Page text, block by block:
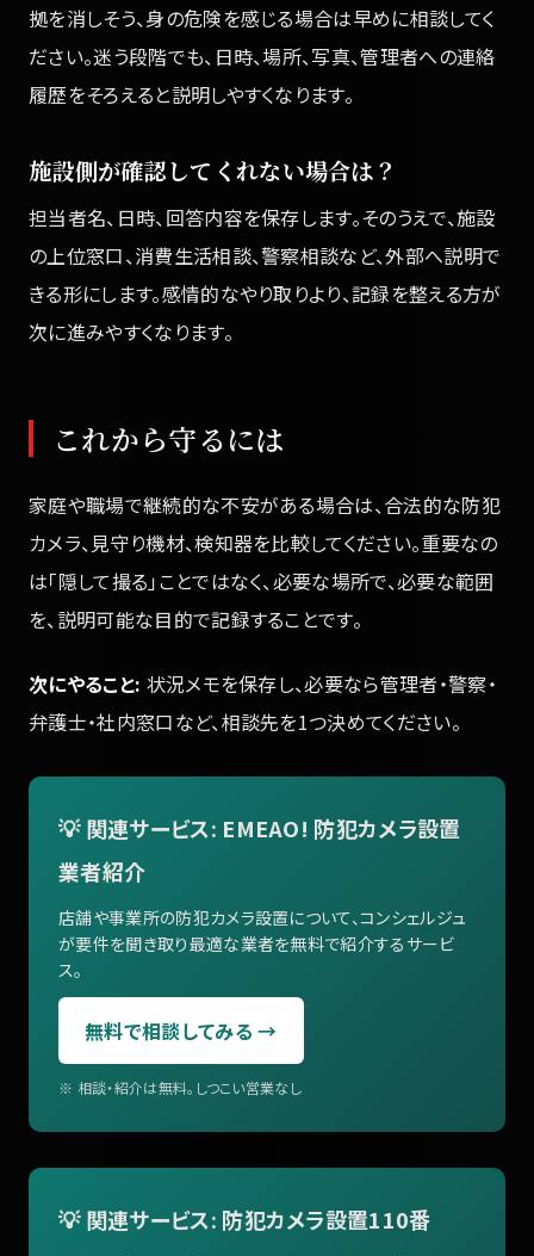
拠を消しそう、身の危険を感じる場合は早めに相談してく
ださい。迷う段階でも、日時、場所、写真、管理者への連絡
履歴をそろえると説明しやすくなります。
施設側が確認してくれない場合は？
担当者名、日時、回答内容を保存します。そのうえで、施設
の上位窓口、消費生活相談、警察相談など、外部へ説明で
きる形にします。感情的なやり取りより、記録を整える方が
次に進みやすくなります。
これから守るには
家庭や職場で継続的な不安がある場合は、合法的な防犯
カメラ、見守り機材、検知器を比較してください。重要なの
は「隠して撮る」ことではなく、必要な場所で、必要な範囲
を、説明可能な目的で記録することです。
次にやること: 状況メモを保存し、必要なら管理者・警察・
弁護士・社内窓口など、相談先を1つ決めてください。
💡 関連サービス: EMEAO! 防犯カメラ設置
業者紹介
店舗や事業所の防犯カメラ設置について、コンシェルジュ
が要件を聞き取り最適な業者を無料で紹介するサービ
ス。
無料で相談してみる →
※ 相談・紹介は無料。しつこい営業なし
💡 関連サービス: 防犯カメラ設置110番